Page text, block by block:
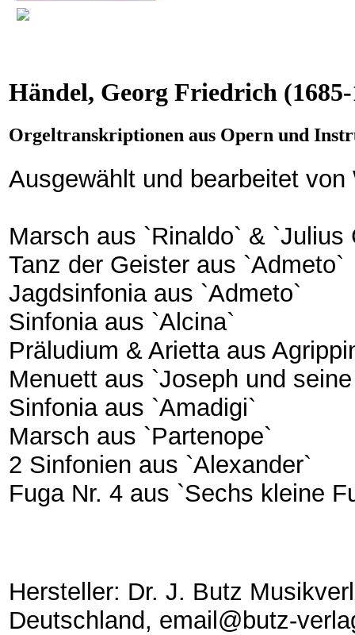
Händel, Georg Friedrich
Orgeltranskriptionen aus Opern und
Ausgewählt und bearbeitet
Marsch aus `Rinaldo` & `Julius
Tanz der Geister aus `Admeto`
Jagdsinfonia aus `Admeto`
Sinfonia aus `Alcina`
Präludium & Arietta aus
Menuett aus `Joseph und
Sinfonia aus `Amadigi`
Marsch aus `Partenope`
2 Sinfonien aus `Alexander`
Fuga Nr. 4 aus `Sechs kleine
Hersteller: Dr. J. Butz
Deutschland, email@butz-